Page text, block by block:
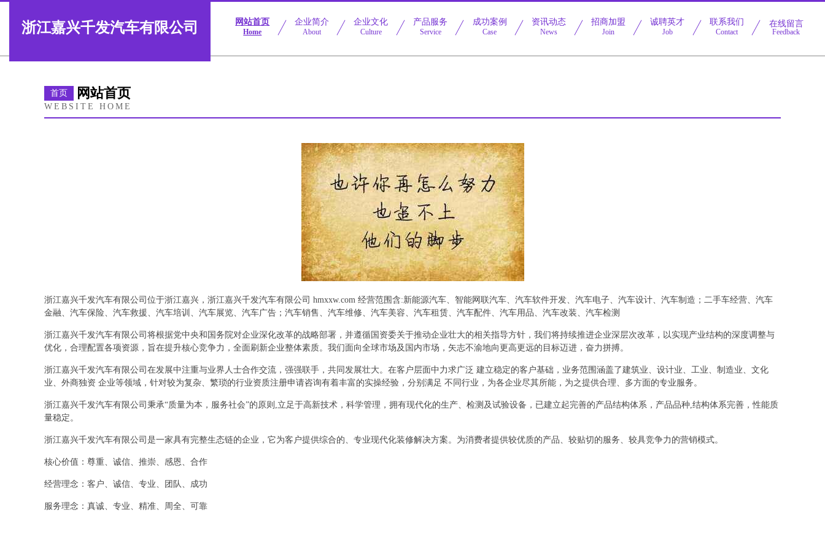
浙江嘉兴千发汽车有限公司 网站首页
Home
企业简介
About
企业文化
Culture
产品服务
Service
成功案例
Case
资讯动态
News
招商加盟
Join
诚聘英才
Job
联系我们
Contact
在线留言
Feedback
首页 网站首页
WEBSITE HOME
浙江嘉兴千发汽车有限公司位于浙江嘉兴，浙江嘉兴千发汽车有限公司 hmxxw.com 经营范围含:新能源汽车、智能网联汽车、汽车软件开发、汽车电子、汽车设计、汽车制造；二手车经营、汽车
金融、汽车保险、汽车救援、汽车培训、汽车展览、汽车广告；汽车销售、汽车维修、汽车美容、汽车租赁、汽车配件、汽车用品、汽车改装、汽车检测
浙江嘉兴千发汽车有限公司将根据党中央和国务院对企业深化改革的战略部署，并遵循国资委关于推动企业壮大的相关指导方针，我们将持续推进企业深层次改革，以实现产业结构的深度调整与
优化，合理配置各项资源，旨在提升核心竞争力，全面刷新企业整体素质。我们面向全球市场及国内市场，矢志不渝地向更高更远的目标迈进，奋力拼搏。
浙江嘉兴千发汽车有限公司在发展中注重与业界人士合作交流，强强联手，共同发展壮大。在客户层面中力求广泛 建立稳定的客户基础，业务范围涵盖了建筑业、设计业、工业、制造业、文化
业、外商独资 企业等领域，针对较为复杂、繁琐的行业资质注册申请咨询有着丰富的实操经验，分别满足 不同行业，为各企业尽其所能，为之提供合理、多方面的专业服务。
浙江嘉兴千发汽车有限公司秉承“质量为本，服务社会”的原则,立足于高新技术，科学管理，拥有现代化的生产、检测及试验设备，已建立起完善的产品结构体系，产品品种,结构体系完善，性能质
量稳定。
浙江嘉兴千发汽车有限公司是一家具有完整生态链的企业，它为客户提供综合的、专业现代化装修解决方案。为消费者提供较优质的产品、较贴切的服务、较具竞争力的营销模式。
核心价值：尊重、诚信、推崇、感恩、合作
经营理念：客户、诚信、专业、团队、成功
服务理念：真诚、专业、精准、周全、可靠